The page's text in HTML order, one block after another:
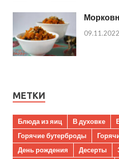
09.11.2022
МЕТКИ
Блюда из яиц В духовке
Горячие бутерброды
День рождения
Десерты